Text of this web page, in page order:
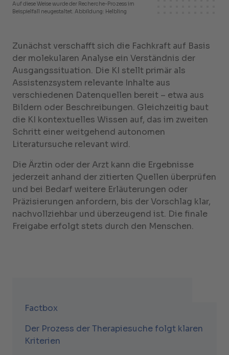
Auf diese Weise wurde der Recherche-Prozess im
Beispielfall neugestaltet. Abbildung: Helbling
Zunächst verschafft sich die Fachkraft auf Basis
der molekularen Analyse ein Verständnis der
Ausgangssituation. Die KI stellt primär als
Assistenzsystem relevante Inhalte aus
verschiedenen Datenquellen bereit – etwa aus
Bildern oder Beschreibungen. Gleichzeitig baut
die KI kontextuelles Wissen auf, das im zweiten
Schritt einer weitgehend autonomen
Literatursuche relevant wird.
Die Ärztin oder der Arzt kann die Ergebnisse
jederzeit anhand der zitierten Quellen überprüfen
und bei Bedarf weitere Erläuterungen oder
Präzisierungen anfordern, bis der Vorschlag klar,
nachvollziehbar und überzeugend ist. Die finale
Freigabe erfolgt stets durch den Menschen.
Factbox
Der Prozess der Therapiesuche folgt klaren
Kriterien